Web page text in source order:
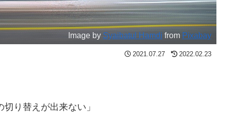
Image by Syaibatul Hamdi from Pixabay
2021.07.27 2022.02.23
り替えが出来ない」